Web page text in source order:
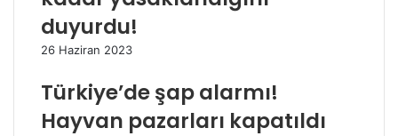
duyurdu!
26 Haziran 2023
Türkiye’de şap alarmı!
Hayvan pazarları kapatıldı